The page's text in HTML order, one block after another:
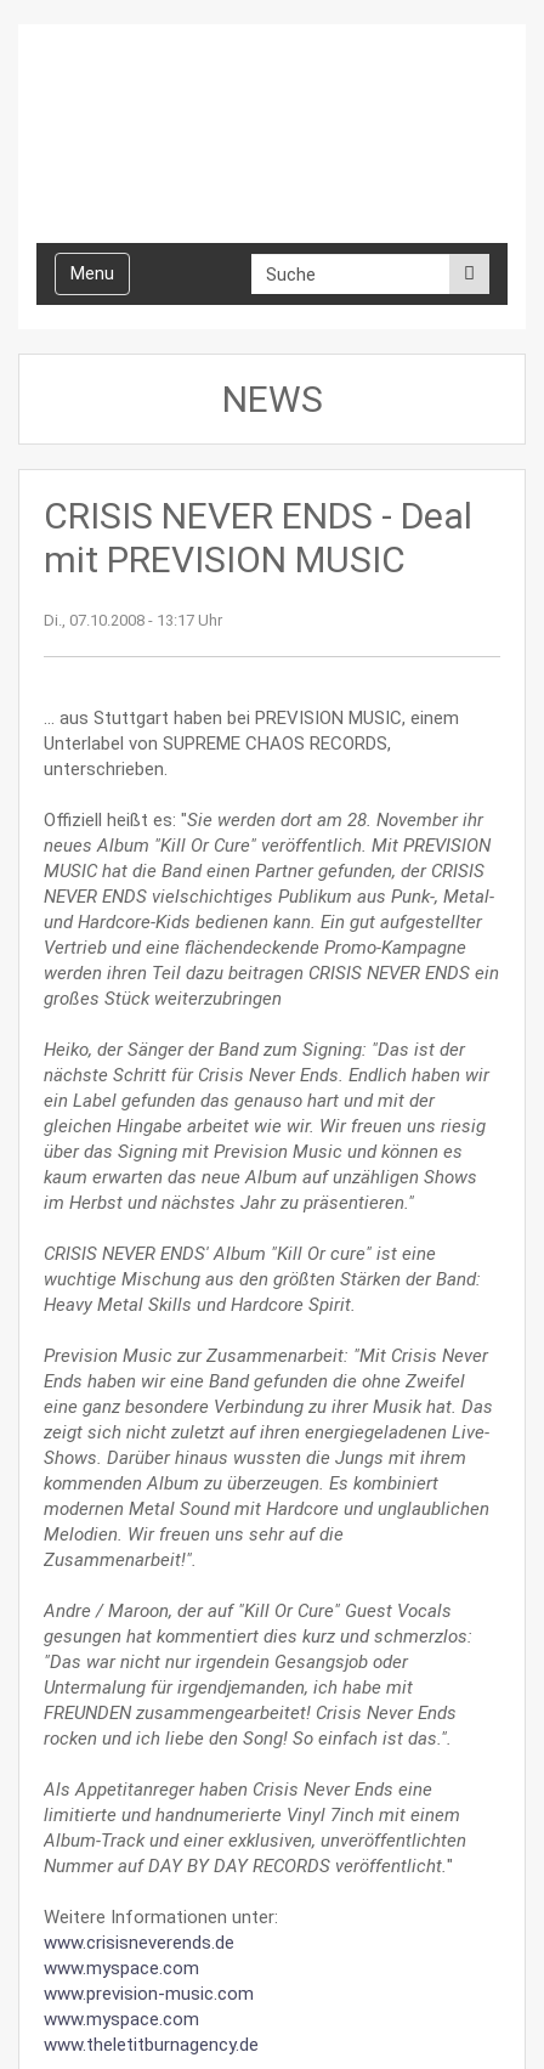
Toggle
navigation
Menu
NEWS
CRISIS NEVER ENDS - Deal
mit PREVISION MUSIC
Di., 07.10.2008 - 13:17 Uhr
... aus Stuttgart haben bei PREVISION MUSIC, einem
Unterlabel von SUPREME CHAOS RECORDS,
unterschrieben.
Offiziell heißt es: "Sie werden dort am 28. November ihr
neues Album "Kill Or Cure" veröffentlich. Mit PREVISION
MUSIC hat die Band einen Partner gefunden, der CRISIS
NEVER ENDS vielschichtiges Publikum aus Punk-, Metal-
und Hardcore-Kids bedienen kann. Ein gut aufgestellter
Vertrieb und eine flächendeckende Promo-Kampagne
werden ihren Teil dazu beitragen CRISIS NEVER ENDS ein
großes Stück weiterzubringen
Heiko, der Sänger der Band zum Signing: "Das ist der
nächste Schritt für Crisis Never Ends. Endlich haben wir
ein Label gefunden das genauso hart und mit der
gleichen Hingabe arbeitet wie wir. Wir freuen uns riesig
über das Signing mit Prevision Music und können es
kaum erwarten das neue Album auf unzähligen Shows
im Herbst und nächstes Jahr zu präsentieren."
CRISIS NEVER ENDS' Album "Kill Or cure" ist eine
wuchtige Mischung aus den größten Stärken der Band:
Heavy Metal Skills und Hardcore Spirit.
Prevision Music zur Zusammenarbeit: "Mit Crisis Never
Ends haben wir eine Band gefunden die ohne Zweifel
eine ganz besondere Verbindung zu ihrer Musik hat. Das
zeigt sich nicht zuletzt auf ihren energiegeladenen Live-
Shows. Darüber hinaus wussten die Jungs mit ihrem
kommenden Album zu überzeugen. Es kombiniert
modernen Metal Sound mit Hardcore und unglaublichen
Melodien. Wir freuen uns sehr auf die
Zusammenarbeit!".
Andre / Maroon, der auf "Kill Or Cure" Guest Vocals
gesungen hat kommentiert dies kurz und schmerzlos:
"Das war nicht nur irgendein Gesangsjob oder
Untermalung für irgendjemanden, ich habe mit
FREUNDEN zusammengearbeitet! Crisis Never Ends
rocken und ich liebe den Song! So einfach ist das.".
Als Appetitanreger haben Crisis Never Ends eine
limitierte und handnumerierte Vinyl 7inch mit einem
Album-Track und einer exklusiven, unveröffentlichten
Nummer auf DAY BY DAY RECORDS veröffentlicht. "
Weitere Informationen unter:
www.crisisneverends.de
www.myspace.com
www.prevision-music.com
www.myspace.com
www.theletitburnagency.de